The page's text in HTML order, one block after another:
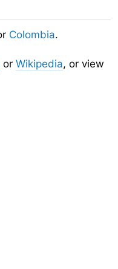
Colombia.
or Wikipedia, or view